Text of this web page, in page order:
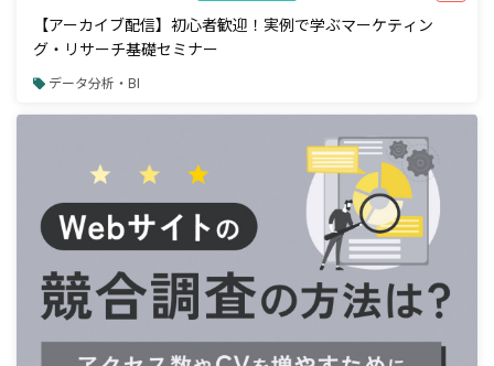
【アーカイブ配信】初心者歓迎！実例で学ぶマーケティン
グ・リサーチ基礎セミナー
データ分析・BI